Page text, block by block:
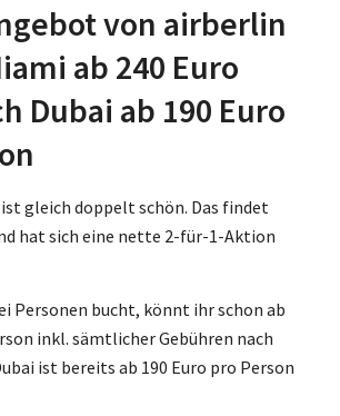
von airberlin
ab 240 Euro
Dubai ab 190 Euro
gleich doppelt schön. Das findet
hat sich eine nette 2-für-1-Aktion
Personen bucht, könnt ihr schon ab
inkl. sämtlicher Gebühren nach
ist bereits ab 190 Euro pro Person